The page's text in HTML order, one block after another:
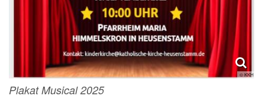
© KKH
Plakat Musical 2025